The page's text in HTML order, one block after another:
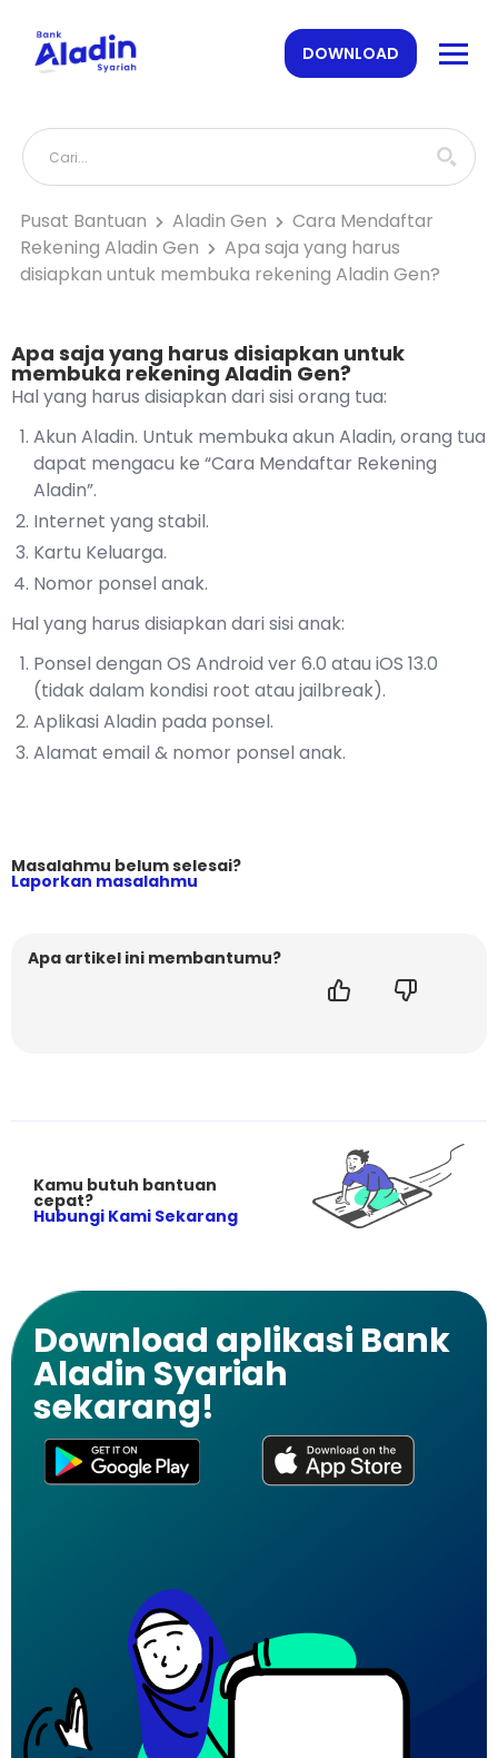
DOWNLOAD
Pusat Bantuan Aladin Gen
Cara Mendaftar
Rekening Aladin Gen
Apa saja yang harus
disiapkan untuk membuka rekening Aladin Gen?
Apa saja yang harus disiapkan untuk
membuka rekening Aladin Gen?
Hal yang harus disiapkan dari sisi orang tua:
Akun Aladin. Untuk membuka akun Aladin, orang tua
dapat mengacu ke “Cara Mendaftar Rekening
Aladin”.
Internet yang stabil.
Kartu Keluarga.
Nomor ponsel anak.
Hal yang harus disiapkan dari sisi anak:
Ponsel dengan OS Android ver 6.0 atau iOS 13.0
(tidak dalam kondisi root atau jailbreak).
Aplikasi Aladin pada ponsel.
Alamat email & nomor ponsel anak.
Masalahmu belum selesai?
Laporkan masalahmu
Apa artikel ini membantumu?
Kamu butuh bantuan
cepat?
Hubungi Kami Sekarang
Download aplikasi Bank
Aladin Syariah
sekarang!